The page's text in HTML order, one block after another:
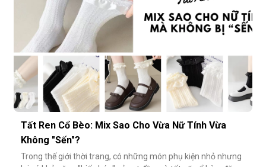
Tất Ren Cổ Bèo: Mix Sao Cho Vừa Nữ Tính Vừa
Không "Sến"?
Trong thế giới thời trang, có những món phụ kiện nhỏ nhưng